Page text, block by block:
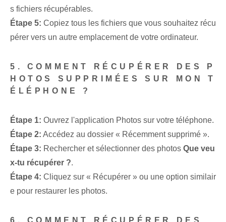
s fichiers récupérables.
Étape 5: Copiez tous les fichiers que vous souhaitez récu
pérer vers un autre emplacement de votre ordinateur.
5. COMMENT RÉCUPÉRER DES P
HOTOS SUPPRIMÉES SUR MON T
ÉLÉPHONE ?
Étape 1: Ouvrez l'application Photos sur votre téléphone.
Étape 2: Accédez au dossier « Récemment supprimé ».
Étape 3: Rechercher et sélectionner des photos Que veu
x-tu récupérer ?.
Étape 4: Cliquez sur « Récupérer » ou une option similair
e pour restaurer les photos.